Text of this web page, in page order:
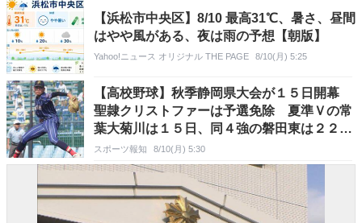
【浜松市中央区】8/10 最高31℃、暑さ、昼間
はやや風がある、夜は雨の予想【朝版】
Yahoo!ニュース オリジナル THE PAGE 8/10(月) 5:25
【高校野球】秋季静岡県大会が１５日開幕
聖隷クリストファーは予選免除 夏準Ｖの常
葉大菊川は１５日、同４強の磐田東は２２日
初戦
スポーツ報知 8/10(月) 5:30